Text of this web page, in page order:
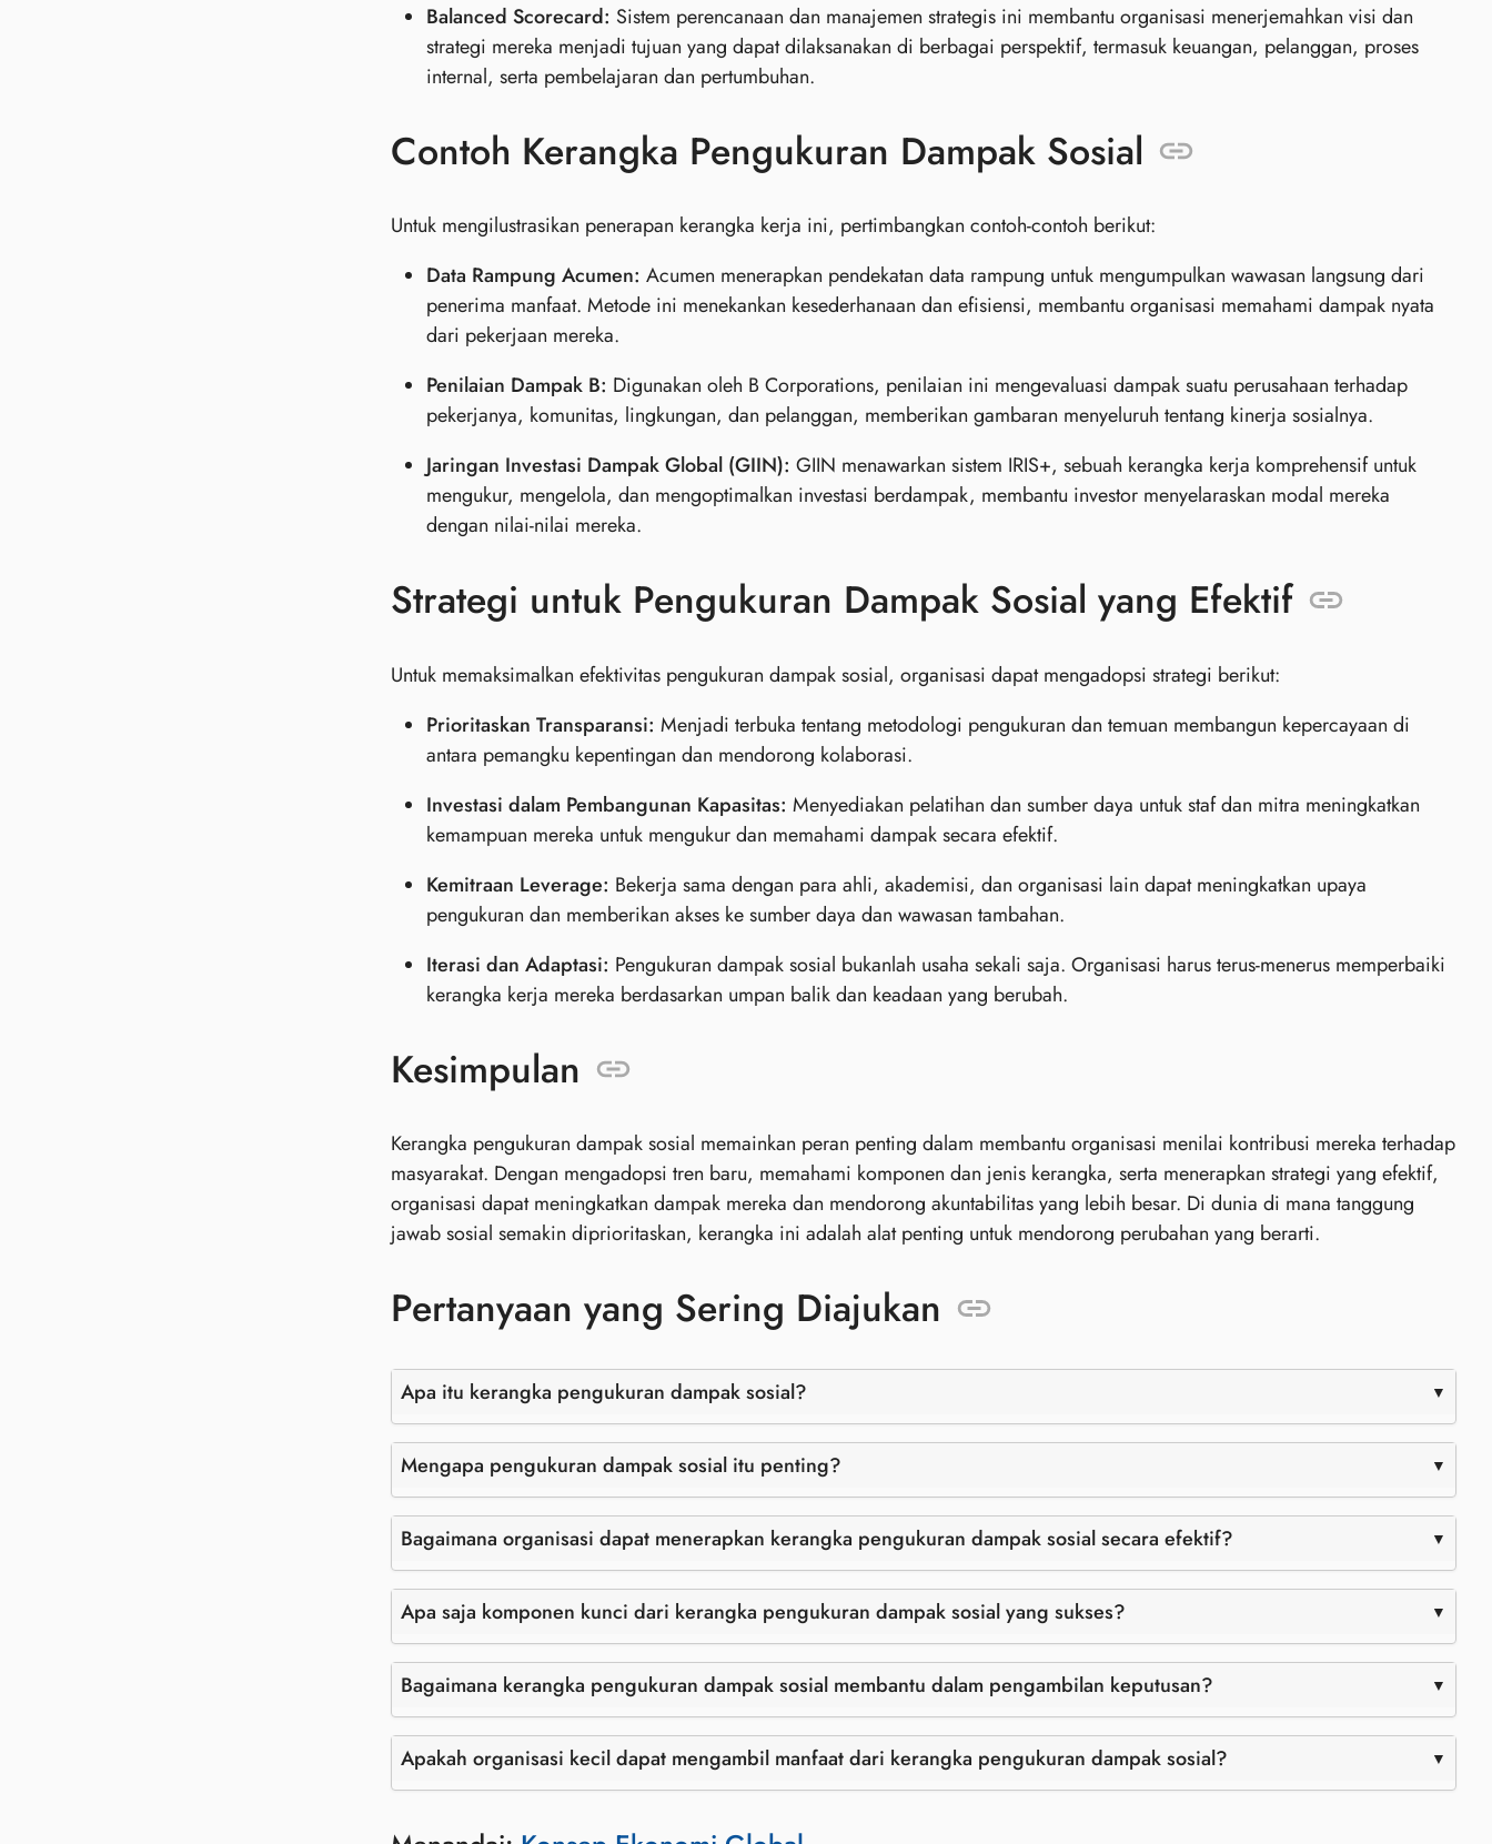
Balanced Scorecard: Sistem perencanaan dan manajemen strategis ini membantu organisasi menerjemahkan visi dan
strategi mereka menjadi tujuan yang dapat dilaksanakan di berbagai perspektif, termasuk keuangan, pelanggan, proses
internal, serta pembelajaran dan pertumbuhan.
Contoh Kerangka Pengukuran Dampak Sosial
Untuk mengilustrasikan penerapan kerangka kerja ini, pertimbangkan contoh-contoh berikut:
Data Rampung Acumen: Acumen menerapkan pendekatan data rampung untuk mengumpulkan wawasan langsung dari
penerima manfaat. Metode ini menekankan kesederhanaan dan efisiensi, membantu organisasi memahami dampak nyata
dari pekerjaan mereka.
Penilaian Dampak B: Digunakan oleh B Corporations, penilaian ini mengevaluasi dampak suatu perusahaan terhadap
pekerjanya, komunitas, lingkungan, dan pelanggan, memberikan gambaran menyeluruh tentang kinerja sosialnya.
Jaringan Investasi Dampak Global (GIIN): GIIN menawarkan sistem IRIS+, sebuah kerangka kerja komprehensif untuk
mengukur, mengelola, dan mengoptimalkan investasi berdampak, membantu investor menyelaraskan modal mereka
dengan nilai-nilai mereka.
Strategi untuk Pengukuran Dampak Sosial yang Efektif
Untuk memaksimalkan efektivitas pengukuran dampak sosial, organisasi dapat mengadopsi strategi berikut:
Prioritaskan Transparansi: Menjadi terbuka tentang metodologi pengukuran dan temuan membangun kepercayaan di
antara pemangku kepentingan dan mendorong kolaborasi.
Investasi dalam Pembangunan Kapasitas: Menyediakan pelatihan dan sumber daya untuk staf dan mitra meningkatkan
kemampuan mereka untuk mengukur dan memahami dampak secara efektif.
Kemitraan Leverage: Bekerja sama dengan para ahli, akademisi, dan organisasi lain dapat meningkatkan upaya
pengukuran dan memberikan akses ke sumber daya dan wawasan tambahan.
Iterasi dan Adaptasi: Pengukuran dampak sosial bukanlah usaha sekali saja. Organisasi harus terus-menerus memperbaiki
kerangka kerja mereka berdasarkan umpan balik dan keadaan yang berubah.
Kesimpulan
Kerangka pengukuran dampak sosial memainkan peran penting dalam membantu organisasi menilai kontribusi mereka terhadap
masyarakat. Dengan mengadopsi tren baru, memahami komponen dan jenis kerangka, serta menerapkan strategi yang efektif,
organisasi dapat meningkatkan dampak mereka dan mendorong akuntabilitas yang lebih besar. Di dunia di mana tanggung
jawab sosial semakin diprioritaskan, kerangka ini adalah alat penting untuk mendorong perubahan yang berarti.
Pertanyaan yang Sering Diajukan
Apa itu kerangka pengukuran dampak sosial?
Mengapa pengukuran dampak sosial itu penting?
Bagaimana organisasi dapat menerapkan kerangka pengukuran dampak sosial secara efektif?
Apa saja komponen kunci dari kerangka pengukuran dampak sosial yang sukses?
Bagaimana kerangka pengukuran dampak sosial membantu dalam pengambilan keputusan?
Apakah organisasi kecil dapat mengambil manfaat dari kerangka pengukuran dampak sosial?